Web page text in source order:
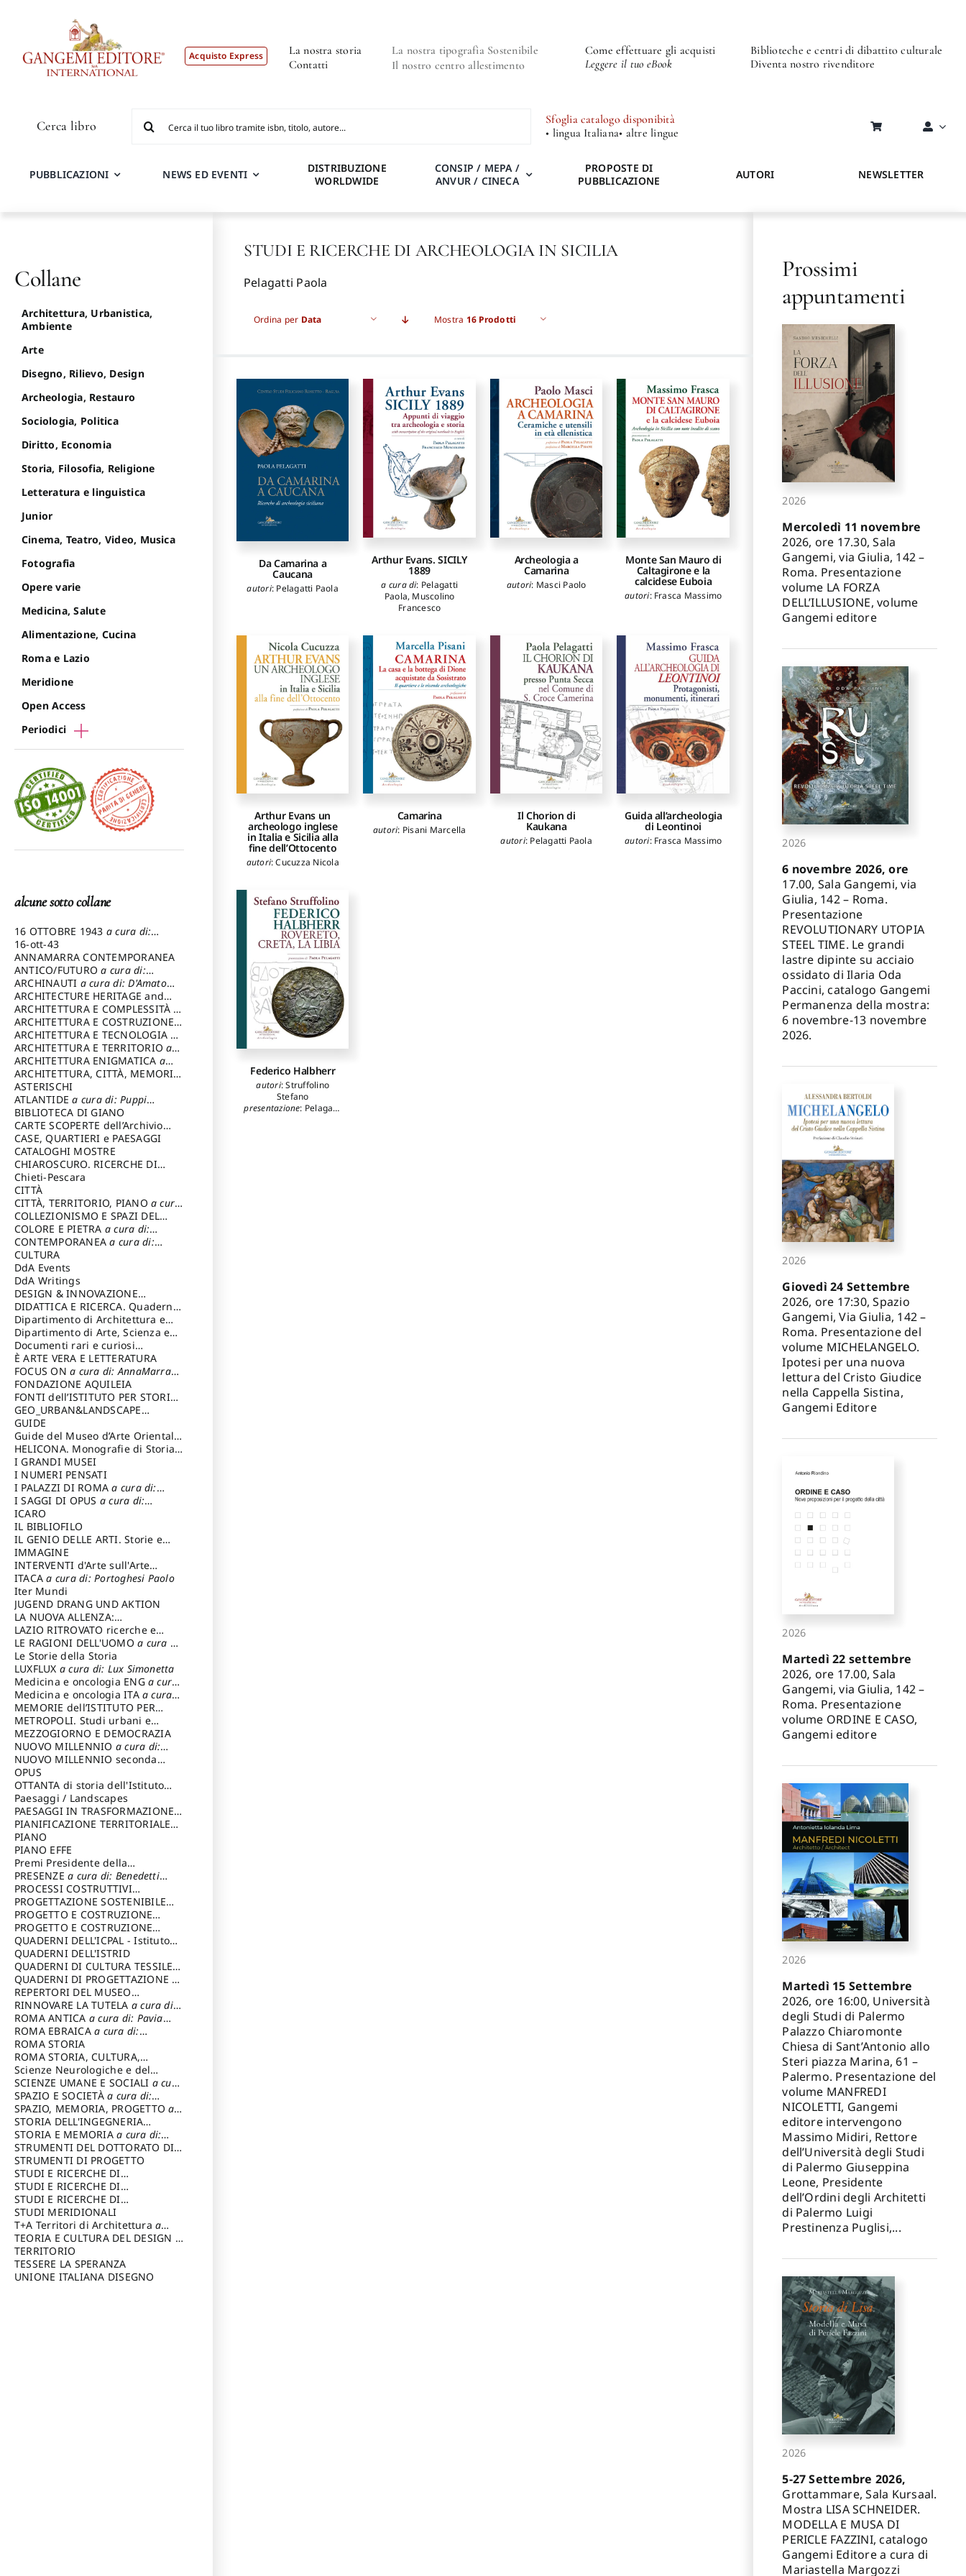
Acquisto Express
La nostra storia
Contatti
La nostra tipografia Sostenibile
Il nostro centro allestimento
Come effettuare gli acquisti
Leggere il tuo eBook
Biblioteche e centri di dibattito culturale
Diventa nostro rivenditore
Cerca libro
per:
Sfoglia catalogo disponibità
• lingua Italiana• altre lingue
PUBBLICAZIONI NEWS ED EVENTI
DISTRIBUZIONE
WORLDWIDE
CONSIP / MEPA /
ANVUR / CINECA
PROPOSTE DI
PUBBLICAZIONE
AUTORI NEWSLETTER
STUDI E RICERCHE DI ARCHEOLOGIA IN SICILIA
Pelagatti Paola
Ordina per Data Mostra 16 Prodotti
Da Camarina a
Caucana
autori: Pelagatti Paola
Arthur Evans. SICILY
1889
a cura di: Pelagatti
Paola, Muscolino
Francesco
Archeologia a
Camarina
autori: Masci Paolo
Monte San Mauro di
Caltagirone e la
calcidese Euboia
autori: Frasca Massimo
Arthur Evans un
archeologo inglese
in Italia e Sicilia alla
fine dell’Ottocento
autori:Cucuzza Nicola
Camarina
autori: Pisani Marcella
Il Chorion di
Kaukana
autori: Pelagatti Paola
Guida all’archeologia
di Leontinoi
autori: Frasca Massimo
Federico Halbherr
autori:Struffolino
Stefano
presentazione: Pelagatti
Collane
Architettura, Urbanistica,
Ambiente
Arte
Disegno, Rilievo, Design
Archeologia, Restauro
Sociologia, Politica
Diritto, Economia
Storia, Filosofia, Religione
Letteratura e linguistica
Junior
Cinema, Teatro, Video, Musica
Fotografia
Opere varie
Medicina, Salute
Alimentazione, Cucina
Roma e Lazio
Meridione
Open Access
Periodici
alcune sotto collane
16 OTTOBRE 1943 a cura di:
Pezzetti Marcello
16-ott-43
ANNAMARRA CONTEMPORANEA
ANTICO/FUTUROa cura di:
Varagnoli Claudio
ARCHINAUTI a cura di: D'Amato
Claudio
ARCHITECTURE HERITAGE and
DESIGN
ARCHITETTURA E COMPLESSITÀ a
cura di: Piva Antonio
ARCHITETTURA E COSTRUZIONEa
cura di: Poretti Sergio
ARCHITETTURA E TECNOLOGIA a
cura di: Carrara Gianfranco
ARCHITETTURA E TERRITORIOa
cura di: Pietrogrande Enrico
ARCHITETTURA ENIGMATICA a
cura di: Lenci Ruggero
ARCHITETTURA, CITTÀ, MEMORIA
a cura di: Valeriani Enrico
ASTERISCHI
ATLANTIDEa cura di: Puppi
Lionello
BIBLIOTECA DI GIANO
CARTE SCOPERTE dell’Archivio
Storico Capitolino
CASE, QUARTIERI e PAESAGGI
CATALOGHI MOSTRE
CHIAROSCURO. RICERCHE DI
STORIA E STORIA DELL'ARTE
cura di: Di Carpegna Falconieri
Tommaso
Chieti-Pescara
CITTÀ
CITTÀ, TERRITORIO, PIANO a cura
di: Imbesi Giuseppe
COLLEZIONISMO E SPAZI DEL
COLLEZIONISMO a cura di:
Magnani Lauro
COLORE E PIETRA a cura di:
Selvaggi Giuseppe
CONTEMPORANEAa cura di:
Gubinelli Luna
CULTURA
DdA Events
DdA Writings
DESIGN & INNOVAZIONE
TECNOLOGICAa cura di: Vallicelli
Andrea
DIDATTICA E RICERCA. Quaderni
della Scuola
Dipartimento di Architettura e
Analisi della Città Mediterranea
Dipartimento di Arte, Scienza e
Tecnica del Costuire
Documenti rari e curiosi
dall'Archivio Segreto
È ARTE VERA E LETTERATURA
FOCUS ONa cura di: AnnaMarra
Contemporanea
FONDAZIONE AQUILEIA
FONTI dell’ISTITUTO PER STORIA
DEL RISORGIMENTO
GEO_URBAN&LANDSCAPE
PLANNING (GULP)
Trusiani Elio
GUIDE
Guide del Museo d’Arte Orientale
“Giuseppe Tucci”
HELICONA. Monografie di Storia
dell'Artea cura di: Gallo Marco
I GRANDI MUSEI
I NUMERI PENSATI
I PALAZZI DI ROMAa cura di:
Ippoliti Alessandro
I SAGGI DI OPUS a cura di:
Scalesse Tommaso
ICARO
IL BIBLIOFILO
IL GENIO DELLE ARTI. Storie e
interpretazione
IMMAGINE
INTERVENTI d'Arte sull'Arte
dedicata alla cultura della
conservazione d’arte
Fondazione Paola Droghetti onlus
ITACAa cura di: Portoghesi Paolo
Iter Mundi
JUGEND DRANG UND AKTION
LA NUOVA ALLENZA:
ARCHITETTURA & AMBIENTE
LAZIO RITROVATO ricerche e
restauri
LE RAGIONI DELL'UOMOa cura di:
Lombardi Satriani Luigi
Le Storie della Storia
LUXFLUX a cura di: Lux Simonetta
Medicina e oncologia ENG a cura
di: Lopez Massimo
Medicina e oncologia ITA a cura
di: Lopez Massimo
MEMORIE dell’ISTITUTO PER
STORIA DEL RISORGIMENTO
METROPOLI. Studi urbani e
regionali
MEZZOGIORNO E DEMOCRAZIA
NUOVO MILLENNIO a cura di:
Capaldo Pellegrino
NUOVO MILLENNIO seconda
serie
Francesco
OPUS
OTTANTA di storia dell'Istituto
storia dell’Istitutoa cura di:
Cavalieri Patrizia
Paesaggi / Landscapes
PAESAGGI IN TRASFORMAZIONEa
cura di: Corti Enrico A.
PIANIFICAZIONE TERRITORIALE
URBANISTICA ED AMBIENTALE
cura di: Costa Enrico
PIANO
PIANO EFFE
Premi Presidente della
Repubblica
PRESENZEa cura di: Benedetti
Sandro
PROCESSI COSTRUTTIVI
DELL'ARCHITETTURAa cura di:
Ippoliti Alessandro
PROGETTAZIONE SOSTENIBILE
PARTECIPATA
PROGETTO E COSTRUZIONE
DELL’ARCHITETTURA
PROGETTO E COSTRUZIONE
SOSTENIBILE
QUADERNI DELL'ICPAL - Istituto
centrale per il restauro e la
conservazione del patrimonio
archivistico e librario
QUADERNI DELL'ISTRID
QUADERNI DI CULTURA TESSILEa
cura di: Crispolti Livia
QUADERNI DI PROGETTAZIONE a
cura di: Giura Longo Tommaso
REPERTORI DEL MUSEO
CENTRALE DEL RISORGIMENTOa
cura di: Pizzo Marco
RINNOVARE LA TUTELA a cura di:
Cicalò Enrico
ROMA ANTICA a cura di: Pavia
Carlo
ROMA EBRAICAa cura di:
Procaccia Claudio
ROMA STORIA
ROMA STORIA, CULTURA,
IMMAGINEa cura di: Fagiolo
Marcello
Scienze Neurologiche e del
Comportamento
SCIENZE UMANE E SOCIALI a cura
di: Iannizzi Salvatore
SPAZIO E SOCIETÀa cura di:
Cassetti Roberto
SPAZIO, MEMORIA, PROGETTOa
cura di: Rossi Massimo
STORIA DELL'INGEGNERIA
STRUTTURALE IN ITALIAa cura di:
Poretti Sergio
STORIA E MEMORIAa cura di:
Rossi Lauro
STRUMENTI DEL DOTTORATO DI
RICERCA IN RILIEVO E
RAPPRESENTAZIONE
DELL’ARCHITETTURA E
DELL’AMBIENTEa cura di: Migliari
Riccardo
STRUMENTI DI PROGETTO
STUDI E RICERCHE DI
ARCHEOLOGIA IN SICILIA
di: Pelagatti Paola
STUDI E RICERCHE DI
ARCHITETTURA del Dipartimento
di Architettura Università degli
Studi G. d' Annunzio
STUDI E RICERCHE DI
ARCHITETTURA del Dipartimento
di Architettura Università degli
Studi G. d' Annunzio, Chieti-
Pescaraa cura di: Fusero Paolo
STUDI MERIDIONALI
T+A Territori di Architetturaa
cura di: Ramazzotti Luigi
TEORIA E CULTURA DEL DESIGN a
cura di: Furlanis Giuseppe
TERRITORIO
TESSERE LA SPERANZA
UNIONE ITALIANA DISEGNO
Prossimi
appuntamenti
2026
Mercoledì 11 novembre
2026, ore 17.30, Sala
Gangemi, via Giulia, 142 –
Roma. Presentazione
volume LA FORZA
DELL’ILLUSIONE, volume
Gangemi editore
2026
6 novembre 2026, ore
17.00, Sala Gangemi, via
Giulia, 142 – Roma.
Presentazione
REVOLUTIONARY UTOPIA
STEEL TIME. Le grandi
lastre dipinte su acciaio
ossidato di Ilaria Oda
Paccini, catalogo Gangemi
Permanenza della mostra:
6 novembre-13 novembre
2026.
2026
Giovedì 24 Settembre
2026, ore 17:30, Spazio
Gangemi, Via Giulia, 142 –
Roma. Presentazione del
volume MICHELANGELO.
Ipotesi per una nuova
lettura del Cristo Giudice
nella Cappella Sistina,
Gangemi Editore
2026
Martedì 22 settembre
2026, ore 17.00, Sala
Gangemi, via Giulia, 142 –
Roma. Presentazione
volume ORDINE E CASO,
Gangemi editore
2026
Martedì 15 Settembre
2026, ore 16:00, Università
degli Studi di Palermo
Palazzo Chiaromonte
Chiesa di Sant’Antonio allo
Steri piazza Marina, 61 –
Palermo. Presentazione del
volume MANFREDI
NICOLETTI, Gangemi
editore intervengono
Massimo Midiri, Rettore
dell’Università degli Studi
di Palermo Giuseppina
Leone, Presidente
dell’Ordini degli Architetti
di Palermo Luigi
Prestinenza Puglisi,...
2026
5-27 Settembre 2026,
Grottammare, Sala Kursaal.
Mostra LISA SCHNEIDER.
MODELLA E MUSA DI
PERICLE FAZZINI, catalogo
Gangemi Editore a cura di
Mariastella Margozzi